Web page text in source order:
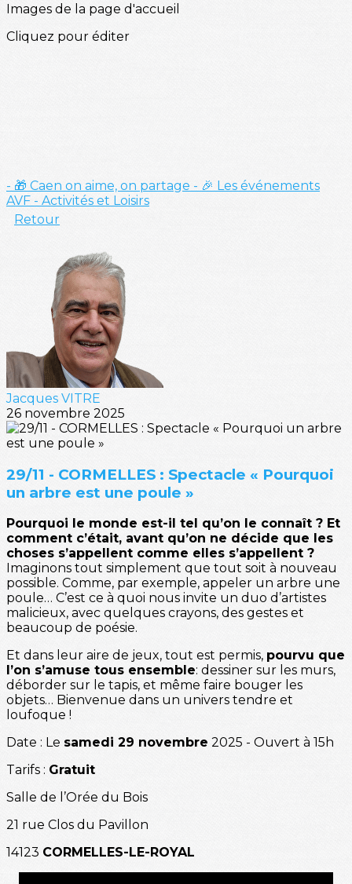
Images de la page d'accueil
Cliquez pour éditer
- 🎁 Caen on aime, on partage - 🎉 Les événements
AVF - Activités et Loisirs
Retour
Jacques VITRE
26 novembre 2025
29/11 - CORMELLES : Spectacle « Pourquoi
un arbre est une poule »
Pourquoi le monde est-il tel qu’on le connaît ? Et
comment c’était, avant qu’on ne décide que les
choses s’appellent comme elles s’appellent ?
Imaginons tout simplement que tout soit à nouveau
possible. Comme, par exemple, appeler un arbre une
poule… C’est ce à quoi nous invite un duo d’artistes
malicieux, avec quelques crayons, des gestes et
beaucoup de poésie.
Et dans leur aire de jeux, tout est permis, pourvu que
l’on s’amuse tous ensemble: dessiner sur les murs,
déborder sur le tapis, et même faire bouger les
objets… Bienvenue dans un univers tendre et
loufoque !
Date : Le samedi 29 novembre 2025 - Ouvert à 15h
Tarifs : Gratuit
Salle de l’Orée du Bois
21 rue Clos du Pavillon
14123 CORMELLES-LE-ROYAL